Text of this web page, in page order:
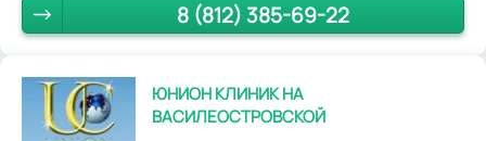
8 (812) 385-69-22
ЮНИОН КЛИНИК НА
ВАСИЛЕОСТРОВСКОЙ